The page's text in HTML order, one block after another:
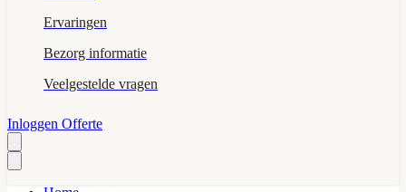
Ervaringen
Bezorg informatie
Veelgestelde vragen
Inloggen Offerte